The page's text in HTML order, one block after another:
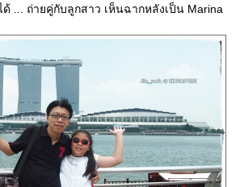
ด้ ... ถ่ายคู่กับลูกสาว เห็นฉากหลังเป็น Marina